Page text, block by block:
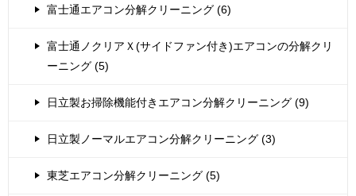
富士通エアコン分解クリーニング (6)
富士通ノクリアＸ(サイドファン付き)エアコンの分解クリ
ーニング (5)
日立製お掃除機能付きエアコン分解クリーニング (9)
日立製ノーマルエアコン分解クリーニング (3)
東芝エアコン分解クリーニング (5)